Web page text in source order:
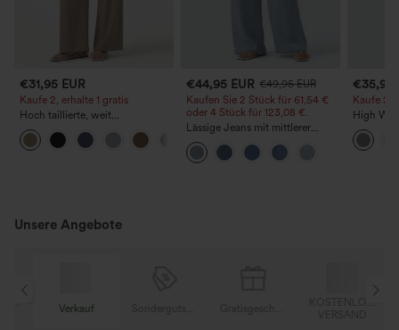
€31,95 EUR
Kaufe 2, erhalte 1 gratis
Hoch taillierte, weit
geschnittene Freizeithose aus
Leinenmischung mit Kordelzug
und Taschen
€44,95 EUR €49,95 EUR
Kaufen Sie 2 Stück für 61,54 €
oder 4 Stück für 123,08 €.
Lässige Jeans mit mittlerer
Bundhöhe, Kordelzug und
Taschen
€35,95
Kaufe 2,
High
Straight
Unsere Angebote
Verkauf